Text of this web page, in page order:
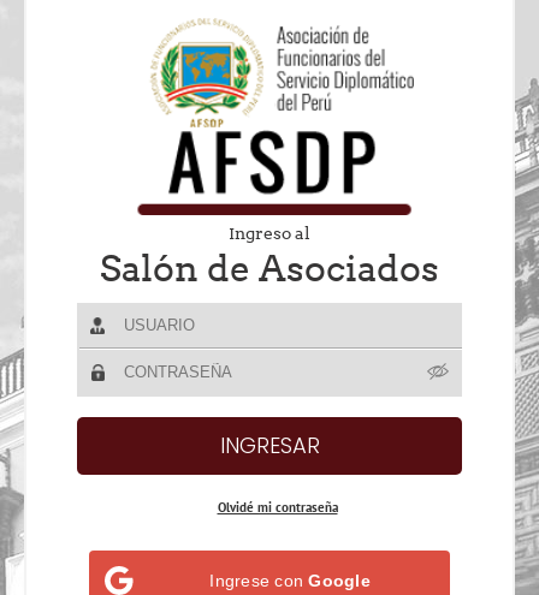
Ingreso al
Salón de Asociados
Olvidé mi contraseña
Ingrese conGoogle